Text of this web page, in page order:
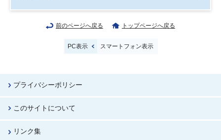
前のページへ戻る トップページへ戻る
PC表示 スマートフォン表示
プライバシーポリシー
このサイトについて
リンク集